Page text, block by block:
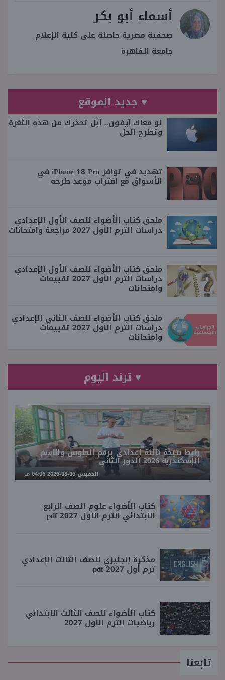
أسماء أبو بكر
صحفية مصرية حاصلة على كلية الإعلام
جامعة القاهرة
♥ جديد الموقع
لو معاك آيفون.. آبل تحذرك من هذه الثغرة
وتطرح الحل
تهديد في توافر iPhone 18 Pro في
الأسواق مع اقتراب موعد طرحه
ملحق كتاب الأضواء للصف الأول الإعدادي
دراسات الترم الأول 2027 مراجعة وامتحانات
ملحق كتاب الأضواء للصف الأول الإعدادي
دراسات الترم الأول 2027 تقييمات
وامتحانات
ملحق كتاب الأضواء للصف الثاني الإعدادي
دراسات الترم الأول 2027 تقييمات
وامتحانات
♥ ترند اليوم
رابط نتيجة ثالثة إعدادي برقم الجلوس والاسم
الإسكندرية 2026 الدور الثاني
الخميس 06-08-2026 04:06 مـ
كتاب الأضواء علوم الصف الرابع
الابتدائي الترم الأول 2027 pdf
مذكرة إنجليزي للصف الثالث الإعدادي
ترم أول 2027 pdf
كتاب الأضواء للصف الثالث الابتدائي
رياضيات الترم الأول 2027
تابعنا